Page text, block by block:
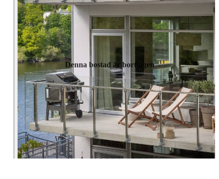
Denna bostad är borttagen